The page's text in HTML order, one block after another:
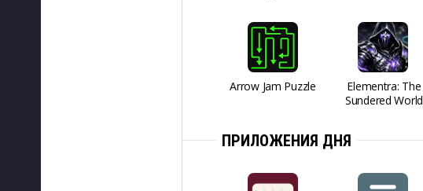
Arrow Jam Puzzle
Elementra: The
Sundered World
ПРИЛОЖЕНИЯ ДНЯ